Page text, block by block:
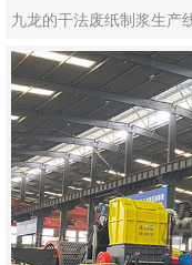
九龙的干法废纸制浆生产